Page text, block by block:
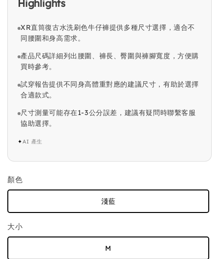
Highlights
XR直筒復古水洗刷色牛仔褲提供多種尺寸選擇，適合不
同腰圍和身高需求。
產品尺碼詳細列出腰圍、褲長、臀圍與褲腳寬度，方便購
買時參考。
試穿報告提供不同身高體重對應的建議尺寸，有助於選擇
合適款式。
尺寸測量可能存在1-3公分誤差，建議有疑問時聯繫客服
協助選擇。
✦AI 產生
顏色
淺藍
大小
M